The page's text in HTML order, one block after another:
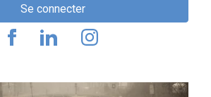
Se connecter